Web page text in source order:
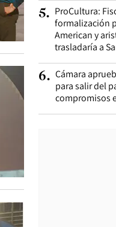
5. ProCultura:
formalización
American y
trasladaría a
6. Cámara
para salir del
compromisos